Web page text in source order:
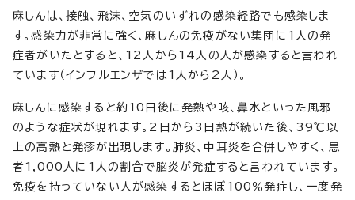
麻しんは、接触、飛沫、空気のいずれの感染経路でも感染しま
す。感染力が非常に強く、麻しんの免疫がない集団に1人の発
症者がいたとすると、12人から14人の人が感染すると言われ
ています（インフルエンザでは1人から2人）。
麻しんに感染すると約10日後に発熱や咳、鼻水といった風邪
のような症状が現れます。2日から3日熱が続いた後、39℃以
上の高熱と発疹が出現します。肺炎、中耳炎を合併しやすく、患
者1,000人に1人の割合で脳炎が発症すると言われています。
免疫を持っていない人が感染するとほぼ100％発症し、一度発